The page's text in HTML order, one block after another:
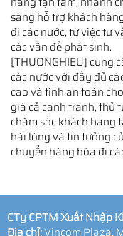
sàng hỗ trợ khách
đi các nước, từ việc tư
các vấn đề phát sinh.
[THUONGHIEU] cung
các nước với đầy đủ
cao và tính an toàn
giá cả cạnh tranh, thủ
chăm sóc khách hàng
hài lòng và tin tưởng
chuyển hàng hóa đi
CTy CPTM Xuất Nhập
Địa chỉ:Vincom Plaza,